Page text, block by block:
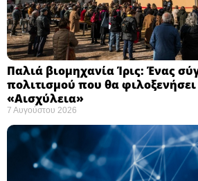
Παλιά βιομηχανία Ίρις: Ένας
πολιτισμού που θα
«Αισχύλεια» ​
7 Αυγούστου 2026